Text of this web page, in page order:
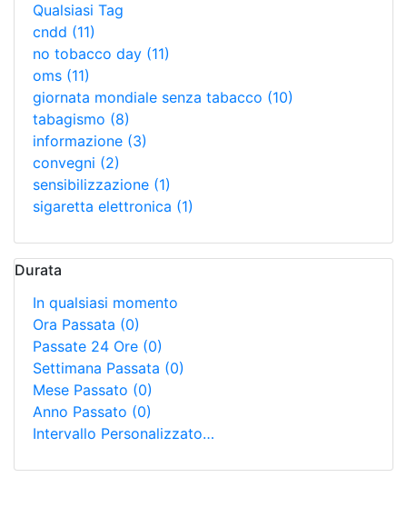
Qualsiasi Tag
cndd (11)
no tobacco day (11)
oms (11)
giornata mondiale senza tabacco (10)
tabagismo (8)
informazione (3)
convegni (2)
sensibilizzazione (1)
sigaretta elettronica (1)
Durata
In qualsiasi momento
Ora Passata (0)
Passate 24 Ore (0)
Settimana Passata (0)
Mese Passato (0)
Anno Passato (0)
Intervallo Personalizzato…